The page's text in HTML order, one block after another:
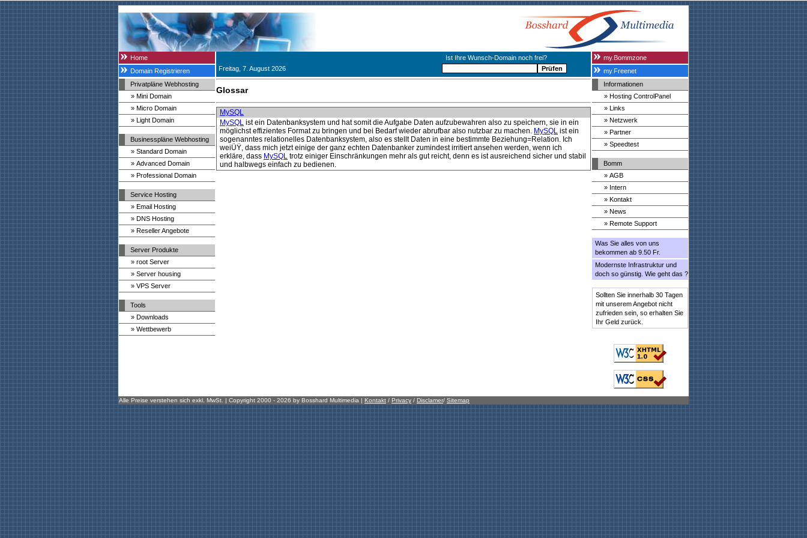
Home
Domain Registrieren
Ist Ihre Wunsch-Domain noch frei?
Freitag, 7. August 2026
my.Bommzone
my.Freenet
Privatpläne Webhosting
» Mini Domain
» Micro Domain
» Light Domain
Businesspläne Webhosting
» Standard Domain
» Advanced Domain
» Professional Domain
Service Hosting
» Email Hosting
» DNS Hosting
» Reseller Angebote
Server Produkte
» root Server
» Server housing
» VPS Server
Tools
» Downloads
» Wettbewerb
Glossar
MySQL
MySQL ist ein Datenbanksystem und hat somit die Aufgabe Daten aufzubewahren also zu speichern, sie in ein
möglichst effizientes Format zu bringen und bei Bedarf wieder abrufbar also nutzbar zu machen. MySQL ist ein
sogenanntes relationelles Datenbanksystem, also es stellt Daten in eine bestimmte Beziehung=Relation. Ich
weiÜŸ, dass mich jetzt einige der ganz echten Datenbanker zumindest irritiert ansehen werden, wenn ich
erkläre, dass MySQL trotz einiger Einschränkungen mehr als gut reicht, denn es ist ausreichend sicher und stabil
und halbwegs einfach zu bedienen.
Informationen
» Hosting ControlPanel
» Links
» Netzwerk
» Partner
» Speedtest
Bomm
» AGB
» Intern
» Kontakt
» News
» Remote Support
Was Sie alles von uns
bekommen ab 9.50 Fr.
Modernste Infrastruktur und
doch so günstig. Wie geht das ?
Sollten Sie innerhalb 30 Tagen
mit unserem Angebot nicht
zufrieden sein, so erhalten Sie
Ihr Geld zurück.
Alle Preise verstehen sich exkl. MwSt. | Copyright 2000 - 2026 by Bosshard Multimedia | Kontakt / Privacy / Disclamer/ Sitemap